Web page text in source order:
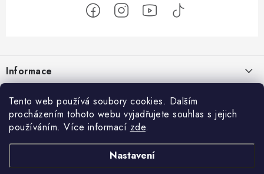
Tento web používá soubory cookies. Dalším
procházením tohoto webu vyjadřujete souhlas s jejich
používáním. Více informací zde.
Nastavení
p
a
Informace
Velkoobchod
Botanic
Blog
Projekt Botanic pomáhá
O nás
Blog Botanic – průvodce světem bylin, vitamínů a
doplňků stravy
Jak užívat jablečný ocet: tekutý, kapsle nebo gumové bonbony?